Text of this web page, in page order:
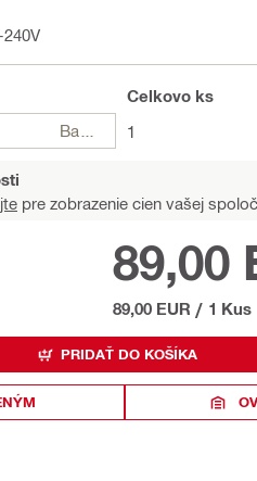
Celkovo ks
1
pre zobrazenie cien vašej
89,00
89,00 EUR / 1 Kus
PRIDAŤ DO KOŠÍKA